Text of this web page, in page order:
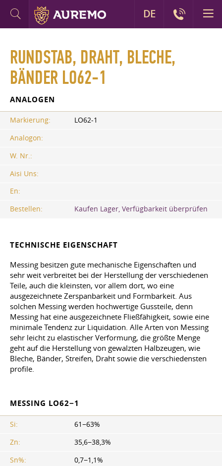
RUNDSTAB, DRAHT, BLECHE,
BÄNDER LO62-1
ANALOGEN
Markierung:
LO62-1
Analogon:
W. Nr.:
Aisi Uns:
En:
Bestellen:
Kaufen Lager, Verfügbarkeit überprüfen
TECHNISCHE EIGENSCHAFT
Messing besitzen gute mechanische Eigenschaften und
sehr weit verbreitet bei der Herstellung der verschiedenen
Teile, auch die kleinsten, vor allem dort, wo eine
ausgezeichnete Zerspanbarkeit und Formbarkeit. Aus
solchen Messing werden hochwertige Gussteile, denn
Messing hat eine ausgezeichnete Fließfähigkeit, sowie eine
minimale Tendenz zur Liquidation. Alle Arten von Messing
sehr leicht zu elastischer Verformung, die größte Menge
geht auf die Herstellung von gewalzten Halbzeugen, wie
Bleche, Bänder, Streifen, Draht sowie die verschiedensten
profile.
MESSING LO62−1
Si:
61−63%
Zn:
35,6−38,3%
Sn%:
0,7−1,1%
DE